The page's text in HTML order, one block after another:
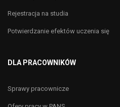
Rejestracja na studia
Potwierdzanie efektów uczenia się
DLA PRACOWNIKÓW
Sprawy pracownicze